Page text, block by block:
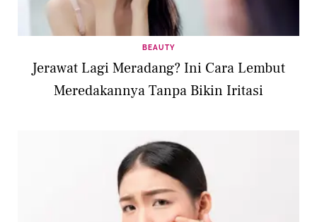
BEAUTY
Jerawat Lagi Meradang? Ini Cara Lembut
Meredakannya Tanpa Bikin Iritasi